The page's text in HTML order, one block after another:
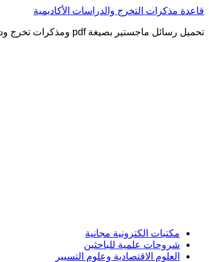
التجاوز
المحتوى
قاعدة مذكرات التخرج والدراسات الأكاديمية
تحميل رسائل ماجستير بصيغة pdf ومذكرات تخرج ودكتوراه في العديد من التخصصات العلمية
مكتبات الكترونية مجانية
شروحات علمية للباحثين
العلوم الاقتصادية وعلوم التسيير